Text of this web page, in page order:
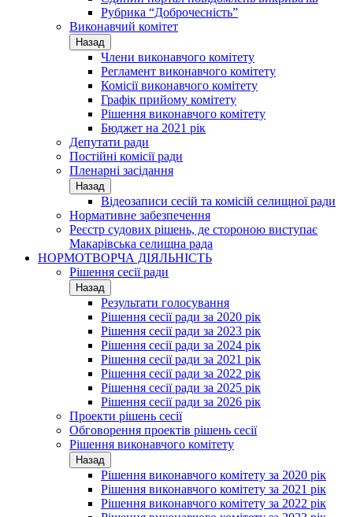
Рубрика “Доброчесність”
Виконавчий комітет
Назад
Члени виконавчого комітету
Регламент виконавчого комітету
Комісії виконавчого комітету
Графік прийому комітету
Рішення виконавчого комітету
Бюджет на 2021 рік
Депутати ради
Постійні комісії ради
Пленарні засідання
Назад
Відеозаписи сесій та комісій селищної ради
Нормативне забезпечення
Реєстр судових рішень, де стороною виступає
Макарівська селищна рада
НОРМОТВОРЧА ДІЯЛЬНІСТЬ
Рішення сесії ради
Назад
Результати голосування
Рішення сесії ради за 2020 рік
Рішення сесії ради за 2023 рік
Рішення сесії ради за 2024 рік
Рішення сесії ради за 2021 рік
Рішення сесії ради за 2022 рік
Рішення сесії ради за 2025 рік
Рішення сесії ради за 2026 рік
Проекти рішень сесії
Обговорення проектів рішень сесії
Рішення виконавчого комітету
Назад
Рішення виконавчого комітету за 2020 рік
Рішення виконавчого комітету за 2021 рік
Рішення виконавчого комітету за 2022 рік